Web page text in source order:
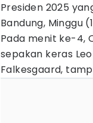
Presiden 2025
Bandung, Minggu
Pada menit ke-4,
sepakan keras
Falkesgaard,